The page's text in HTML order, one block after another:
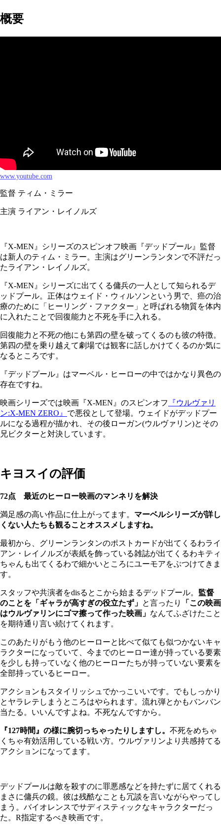
概要
www.youtube.com
監督 ティム・ミラー
主演 ライアン・レイノルズ
『X-MEN』シリーズのスピンオフ映画『デッドプール』監督
は新人のティム・ミラー。主演はグリーンランタンで不評だっ
たライアン・レイノルズ。
『X-MEN』シリーズに出てくる傭兵の一人として知られるデ
ッドプール。正体はウェイド・ウィルソンという男で、癌の治
療のために「ヒーリング・ファクター」と呼ばれる物質を体内
に入れたことで回復能力と不死を手に入れる。
回復能力と不死の他にも第四の壁を破ってくるのも彼の特徴。
第四の壁を乗り越えて劇場では観客に話しかけてくるのか気に
なるところです。
『デッドプール』はマーベル・ヒーローの中ではかなり異色の
存在ですね。
映画シリーズでは映画『X-MEN』のスピンオフ
『ウルヴァリ
ン:X-MEN ZERO』 で悪役として登場。ウェイドがデッドプー
ルになる過程が描かれ、その後ローガン(ウルヴァリン)とその
兄ビクターと対決しています。
キヨスイの評価
72点 最近のヒーロー映画のマンネリを解決
満足感の高い作品に仕上がってます。 マーベルシリーズが詳し
くない人たちも観ることオススメしますね。
最初から、グリーンランタンのポストカードが出てくるわライ
アン・レイノルズが表紙を飾っている雑誌が出てくるわキティ
ちゃんも出てくるわで細かいところにユーモアをぶつけてきま
す。
スタッフや共演者をdisるとこから始まるデッドプール。 監督
のことを「ギャラが高すぎの役立たず」 と言ったり
「この映画
はウルヴァリンにゴマ擦って作った映画」 なんてふざけたこと
を期待通り言い続けてくれます。
このあたりがもう他のヒーローと比べて似ても似つかないキャ
ラクターになっていて、今までのヒーロー達が持っている要素
を少しも持っていなく他のヒーローたちが持っていない要素を
全部持っているヒーロー。
アクションもスタイリッシュでかっこいいです。でもしっかり
とヤラレテしまうところはやられます。流れ弾とかもバンバン
当たる。いいんですよね。不死なんですから。
『127時間』の様に腕切っちゃったりしますし。 不死をめちゃ
くちゃ有効活用している戦い方。ウルヴァリンより共感持てる
アクションになってます。
デッドプールは敵を殺すのに罪悪感などを持たずに居てくれる
まさに傭兵の鏡。彼は残酷なことも冗談を言いながらやってし
まう。バイオレンスでサディスティックなキャラクターだっ
た。R指定するべき映画です。